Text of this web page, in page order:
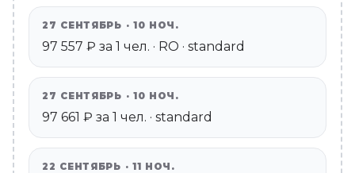
27 СЕНТЯБРЬ · 10 НОЧ.
97 557 ₽ за 1 чел. · RO · standard
27 СЕНТЯБРЬ · 10 НОЧ.
97 661 ₽ за 1 чел. · standard
22 СЕНТЯБРЬ · 11 НОЧ.